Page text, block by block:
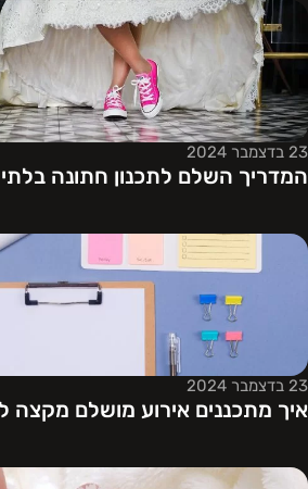
23 בדצמבר 2024
המדריך השלם לתכנון חתונה
23 בדצמבר 2024
איך מתכננים אירוע מושלם מקצה